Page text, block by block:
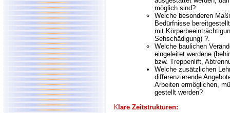
möglich sind?
Welche besonderen
Bedürfnisse
mit
Sehschädigung) ?.
Welche baulichen
eingeleitet werdene
bzw. Treppenlift,
Welche zusätzlichen
differenzierende
Arbeiten ermöglichen,
gestellt werden?
Klare Zeitstrukturen: